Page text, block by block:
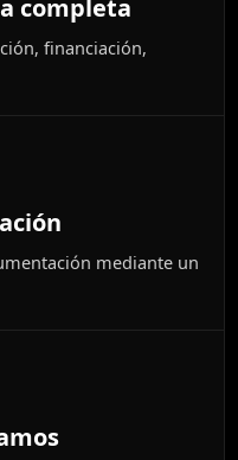
completa
financiación,
mediante un